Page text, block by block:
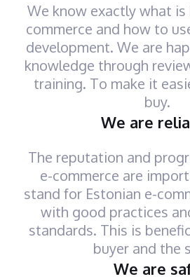
We know exactly what is
commerce and how to
development. We are
knowledge through
training. To make it
buy.
We are
The reputation and
e-commerce are
stand for Estonian e-
with good practices
standards. This is
buyer and the
We are